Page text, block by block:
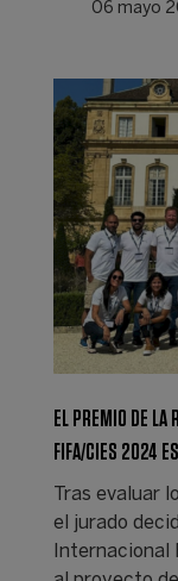
06 mayo
EL PREMIO DE LA
FIFA/CIES 2024
Tras evaluar
el jurado
Internacional